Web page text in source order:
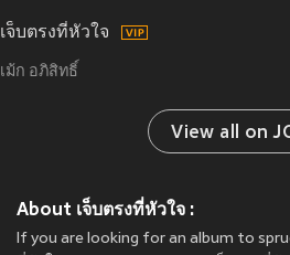
เจ็บตรงที่หัวใจ
เม้ก อภิสิทธิ์
View all on
About เจ็บตรงที่หัวใจ :
If you are looking for an album to